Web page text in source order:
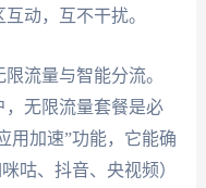
动，互不干扰。
流量与智能分流。
无限流量套餐是必
用加速”功能，它能确
咕、抖音、央视频）